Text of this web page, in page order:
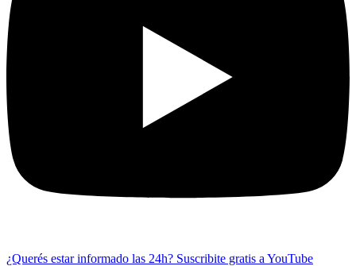
¿Querés estar informado las 24h? Suscribite gratis a YouTube